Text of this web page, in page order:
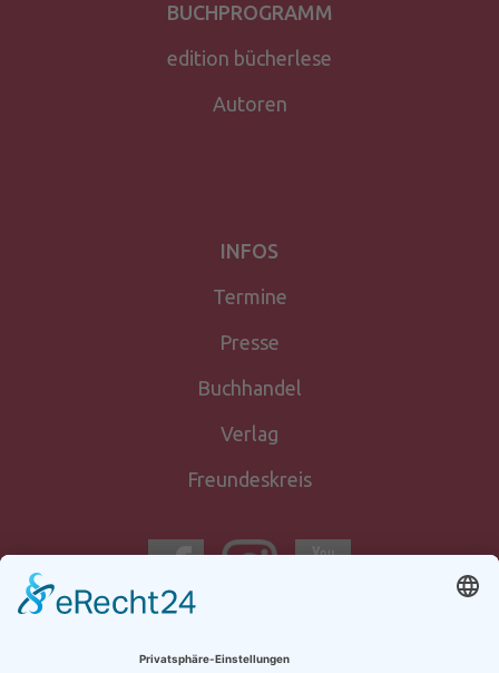
BUCHPROGRAMM
edition bücherlese
Autoren
INFOS
Termine
Presse
Buchhandel
Verlag
Freundeskreis
anmeldung